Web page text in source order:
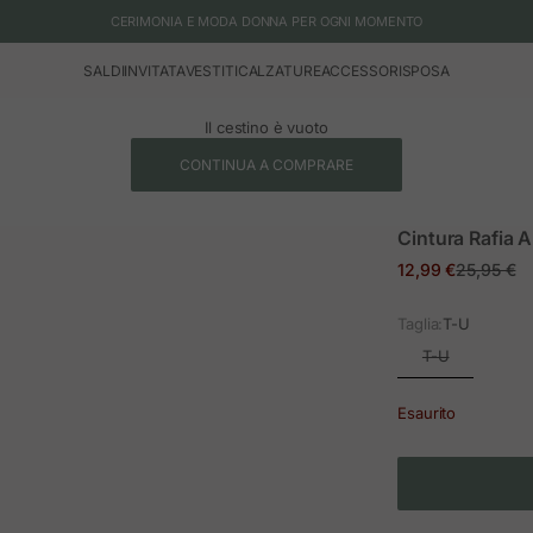
CERIMONIA E MODA DONNA PER OGNI MOMENTO
SALDIINVITATAVESTITICALZATUREACCESSORISPOSA
Il cestino è vuoto
CONTINUA A COMPRARE
Cintura Rafia
Prezzo in offerta
12,99 €Prezzo
25,95 €
Taglia:T-U
T-U
Esaurito